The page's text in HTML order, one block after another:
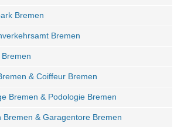
Bremen
Bremen
& Coiffeur Bremen
Bremen & Podologie Bremen
Bremen & Garagentore Bremen